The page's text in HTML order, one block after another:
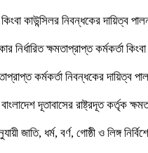
কাউন্সিলর নিবন্ধকের দায়িত্ব
নির্ধারিত ক্ষমতাপ্রাপ্ত কর্মকর্তা
কর্মকর্তা নিবন্ধকের দায়িত্ব
দূতাবাসের রাষ্ট্রদূত কর্তৃক
ধর্ম, বর্ণ, গোষ্ঠী ও লিঙ্গ